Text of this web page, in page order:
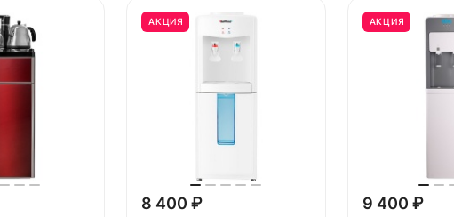
АКЦИЯ
8 400 ₽
АКЦИЯ
9 400 ₽